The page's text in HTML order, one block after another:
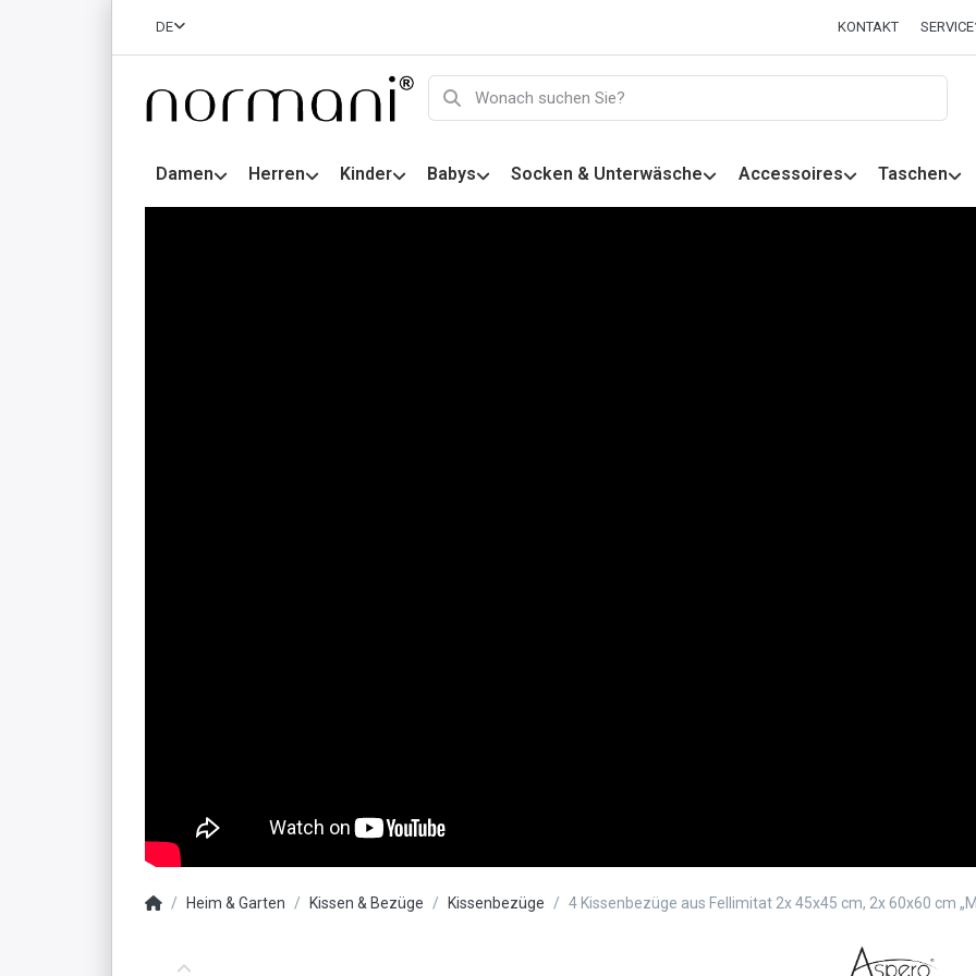
DE KONTAKT SERVICE
Damen Herren Kinder Babys Socken & Unterwäsche Accessoires Taschen
Heim & Garten Kissen & Bezüge Kissenbezüge 4 Kissenbezüge aus Fellimitat 2x 45x45 cm, 2x 60x60 cm